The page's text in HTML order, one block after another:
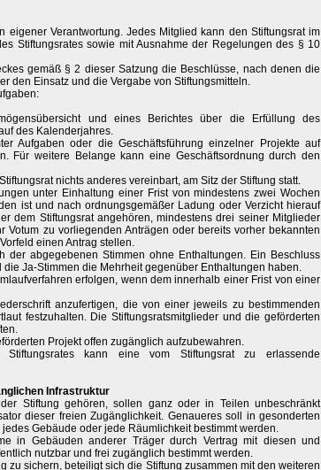
Verantwortung. Jedes Mitglied kann den Stiftungsrat im
Stiftungsrates sowie mit Ausnahme der Regelungen des § 10
gemäß § 2 dieser Satzung die Beschlüsse, nach denen die
den Einsatz und die Vergabe von Stiftungsmitteln.
und eines Berichtes über die Erfüllung des
des Kalenderjahres.
Aufgaben oder die Geschäftsführung einzelner Projekte auf
Für weitere Belange kann eine Geschäftsordnung durch den
nichts anderes vereinbart, am Sitz der Stiftung statt.
unter Einhaltung einer Frist von mindestens zwei Wochen
ist und nach ordnungsgemäßer Ladung oder Verzicht hierauf
dem Stiftungsrat angehören, mindestens drei seiner Mitglieder
zu vorliegenden Anträgen oder bereits vorher bekannten
einen Antrag stellen.
der abgegebenen Stimmen ohne Enthaltungen. Ein Beschluss
Ja-Stimmen die Mehrheit gegenüber Enthaltungen haben.
erfolgen, wenn dem innerhalb einer Frist von einer
anzufertigen, die von einer jeweils zu bestimmenden
festzuhalten. Die Stiftungsratsmitglieder und die geförderten
Projekt offen zugänglich aufzubewahren.
Stiftungsrates kann eine vom Stiftungsrat zu erlassende
Infrastruktur
Stiftung gehören, sollen ganz oder in Teilen unbeschränkt
dieser freien Zugänglichkeit. Genaueres soll in gesonderten
Gebäude oder jede Räumlichkeit bestimmt werden.
in Gebäuden anderer Träger durch Vertrag mit diesen und
nutzbar und frei zugänglich bestimmt werden.
zu sichern, beteiligt sich die Stiftung zusammen mit den weiteren